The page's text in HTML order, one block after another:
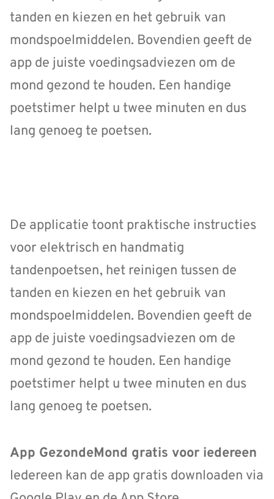
tanden en kiezen en het gebruik van
mondspoelmiddelen. Bovendien geeft de
app de juiste voedingsadviezen om de
mond gezond te houden. Een handige
poetstimer helpt u twee minuten en dus
lang genoeg te poetsen.
De applicatie toont praktische instructies
voor elektrisch en handmatig
tandenpoetsen, het reinigen tussen de
tanden en kiezen en het gebruik van
mondspoelmiddelen. Bovendien geeft de
app de juiste voedingsadviezen om de
mond gezond te houden. Een handige
poetstimer helpt u twee minuten en dus
lang genoeg te poetsen.
App GezondeMond gratis voor iedereen
Iedereen kan de app gratis downloaden via